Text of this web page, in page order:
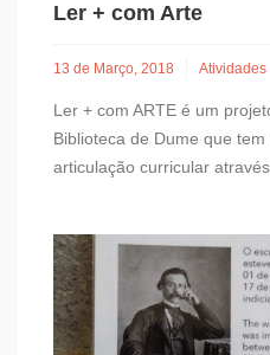
Ler + com Arte
13 de Março, 2018 Atividades
Ler + com ARTE é um
Biblioteca de Dume que
articulação curricular